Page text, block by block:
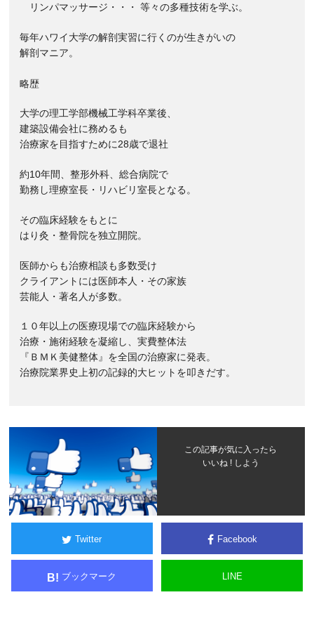
リンパマッサージ・・・ 等々の多種技術を学ぶ。
毎年ハワイ大学の解剖実習に行くのが生きがいの
解剖マニア。
略歴
大学の理工学部機械工学科卒業後、
建築設備会社に務めるも
治療家を目指すために28歳で退社
約10年間、整形外科、総合病院で
勤務し理療室長・リハビリ室長となる。
その臨床経験をもとに
はり灸・整骨院を独立開院。
医師からも治療相談も多数受け
クライアントには医師本人・その家族
芸能人・著名人が多数。
１０年以上の医療現場での臨床経験から
治療・施術経験を凝縮し、実費整体法
『ＢＭＫ美健整体』を全国の治療家に発表。
治療院業界史上初の記録的大ヒットを叩きだす。
この記事が気に入ったら
いいね ! しよう
Twitter Facebook
B! ブックマーク LINE